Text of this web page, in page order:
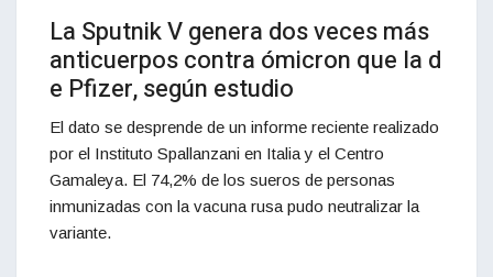
La Sputnik V genera dos veces más
anticuerpos contra ómicron que la d
e Pfizer, según estudio
El dato se desprende de un informe reciente realizado
por el Instituto Spallanzani en Italia y el Centro
Gamaleya. El 74,2% de los sueros de personas
inmunizadas con la vacuna rusa pudo neutralizar la
variante.